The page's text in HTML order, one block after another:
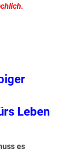
Leben
es